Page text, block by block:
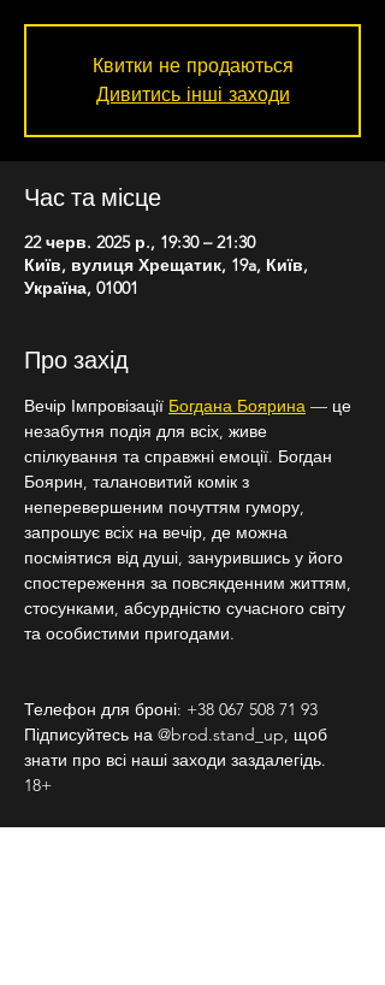
Квитки не продаються
Дивитись інші заходи
Час та місце
22 черв. 2025 р., 19:30 – 21:30
Київ, вулиця Хрещатик, 19a, Київ,
Україна, 01001
Про захід
Вечір Імпровізації Богдана Боярина — це
незабутня подія для всіх, живе
спілкування та справжні емоції. Богдан
Боярин, талановитий комік з
неперевершеним почуттям гумору,
запрошує всіх на вечір, де можна
посміятися від душі, занурившись у його
спостереження за повсякденним життям,
стосунками, абсурдністю сучасного світу
та особистими пригодами.
Телефон для броні: +38 067 508 71 93
Підписуйтесь на @brod.stand_up, щоб
знати про всі наші заходи заздалегідь.
18+